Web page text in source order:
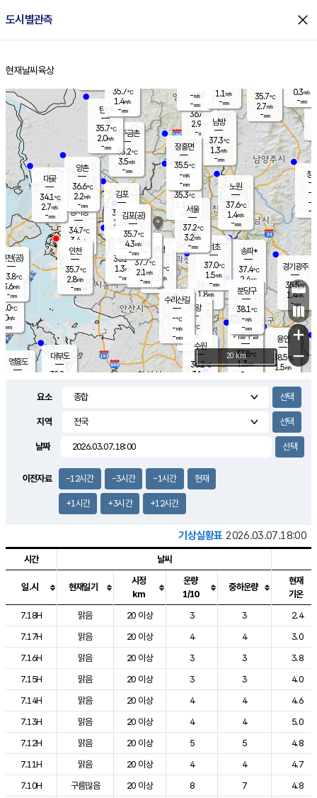
도시별관측 close
홈
현재날씨 육상
의도
℃
m/s
mm
영흥도
양주
36.6℃
2.9
-mm
과천
36.4℃
1.8m/s
- mm
용인
38.5℃
1.5m/s
경기광주
35.5℃
1.4m/s
-mm
3.1m/s
대부도
32.8
경서동
34.7℃
3.4 m/s
-mm
파주금촌
35.2℃
3.5m/s
-mm
35.7℃
2.7m/s
-mm
대곶
34.1℃
2.7m/s
-mm
창
-
-m/
-
탄현
35.7℃
2.0m/s
-mm
0.3m/s
-mm
의왕
- ℃
m/s
mm
김포
36.2℃
1.3 m/s
mm
광명
37.2 ℃
2.3 m/s
-mm
부천
36.1℃
1.3m/s
-mm
양촌
36.6℃
2.2m/s
-mm
구로
37.7℃
2.1 m/s
-mm
은평
35.3℃
1.3 m/s
- mm
노원
37.6℃
1.4m/s
-mm
송파*
37.4℃
2.4m/s
-mm
서초
37.0℃
1.5m/s
-mm
남방
37.3℃
1.3m/s
-mm
기흥구갈
37.8℃
1.3m/s
-
수리산길
-℃
-m/s
-mm
분당구
38.1℃
-m/s
-mm
장흥면
35.5℃
-m/s
-mm
-m/s
-mm
인천(공)
33.8℃
3.6m/s
-mm
김포(공)
35.7℃
4.3m/s
-mm
수원
36.2℃
3.1 m/s
인천
35.7℃
2.8m/s
-mm
서울
37.2℃
3.2m/s
-mm
35.7℃
1.4m/s
-mm
1.1 m/s
-mm
+
−
20 km
요소
지역
날짜
이전자료 -12시간 -3시간 -1시간 현재
+1시간 +3시간 +12시간
기상실황표 2026.03.07.18:00
도시별 기상실황표로 지점, 날씨, 기온, 강수, 바람, 기압등을 안내한 표입
시간 날씨
일.시 현재일기
시정
km
운량
1/10
중하운량
현재
기온
7.18H
맑음 20 이상 3 3
2.4
7.17H
맑음 20 이상 4 4
3.0
7.16H
맑음 20 이상 3 3
3.8
7.15H
맑음 20 이상 3 3
4.0
7.14H
맑음 20 이상 4 4
4.6
7.13H
맑음 20 이상 4 4
5.0
7.12H
맑음 20 이상 5 5
4.8
7.11H
맑음 20 이상 4 4
4.7
7.10H
구름많음 20 이상 8 7
4.8